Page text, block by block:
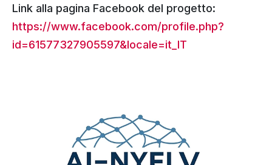
Link alla pagina Facebook del progetto:
https://www.facebook.com/profile.php?
id=61577327905597&locale=it_IT